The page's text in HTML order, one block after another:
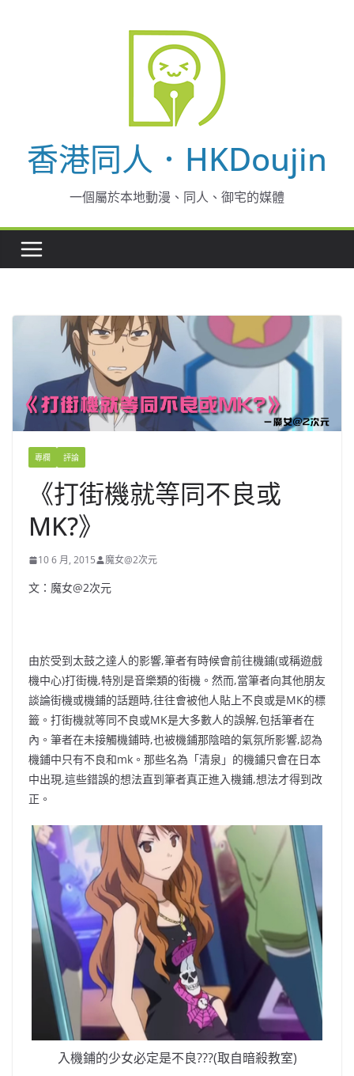
香港同人．HKDoujin
一個屬於本地動漫、同人、御宅的媒體
專欄 評論
《打街機就等同不良或
MK?》
10 6 月, 2015 魔女@2次元
文：魔女@2次元
由於受到太鼓之達人的影響,筆者有時候會前往機鋪(或稱遊戲
機中心)打街機,特別是音樂類的街機。然而,當筆者向其他朋友
談論街機或機鋪的話題時,往往會被他人貼上不良或是MK的標
籤。打街機就等同不良或MK是大多數人的誤解,包括筆者在
內。筆者在未接觸機鋪時,也被機鋪那陰暗的氣氛所影響,認為
機鋪中只有不良和mk。那些名為「清泉」的機鋪只會在日本
中出現,這些錯誤的想法直到筆者真正進入機鋪,想法才得到改
正。
入機鋪的少女必定是不良???(取自暗殺教室)